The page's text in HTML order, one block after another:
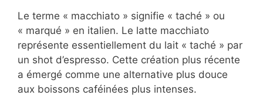
Le terme « macchiato » signifie « taché » ou
« marqué » en italien. Le latte macchiato
représente essentiellement du lait « taché » par
un shot d’espresso. Cette création plus récente
a émergé comme une alternative plus douce
aux boissons caféinées plus intenses.